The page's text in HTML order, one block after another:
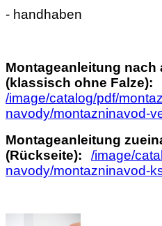
- handhaben
Montageanleitung nach
(klassisch ohne Falze):
/image/catalog/pdf/
navody/montazninavod-
Montageanleitung
(Rückseite):
/image/
navody/montazninavod-